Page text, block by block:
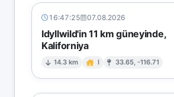
16:47:25 07.08.2026
Idyllwild'in 11 km güneyinde,
Kaliforniya
14.3 km I 33.65, -116.71